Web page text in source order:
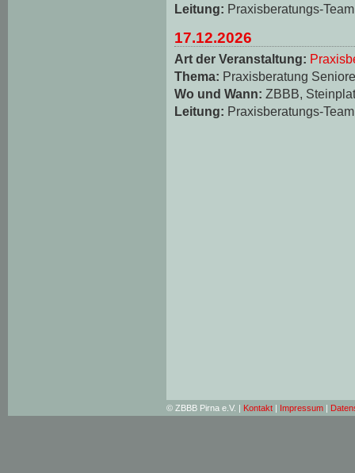
Leitung: Praxisberatungs-Team
17.12.2026
Art der Veranstaltung:
Thema: Praxisberatung
Wo und Wann: ZBBB,
Leitung: Praxisberatungs-Team
© ZBBB Pirna e.V. | Kontakt | Impressum |